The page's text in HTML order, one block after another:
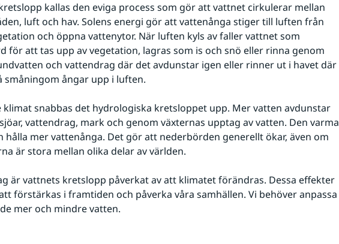
kallas den eviga process som gör att vattnet cirkulerar mellan
luft och hav. Solens energi gör att vattenånga stiger till luften från
och öppna vattenytor. När luften kyls av faller vattnet som
för att tas upp av vegetation, lagras som is och snö eller rinna genom
och vattendrag där det avdunstar igen eller rinner ut i havet där
småningom ångar upp i luften.
klimat snabbas det hydrologiska kretsloppet upp. Mer vatten avdunstar
vattendrag, mark och genom växternas upptag av vatten. Den varma
hålla mer vattenånga. Det gör att nederbörden generellt ökar, även om
är stora mellan olika delar av världen.
är vattnets kretslopp påverkat av att klimatet förändras. Dessa effekter
förstärkas i framtiden och påverka våra samhällen. Vi behöver anpassa
mer och mindre vatten.